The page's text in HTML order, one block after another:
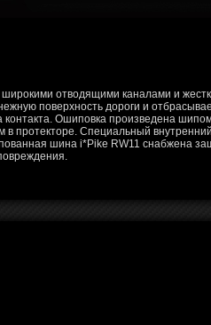
отводящими каналами и
поверхность дороги и
Ошиповка произведена
протекторе. Специальный
шина i*Pike RW11 снабжена